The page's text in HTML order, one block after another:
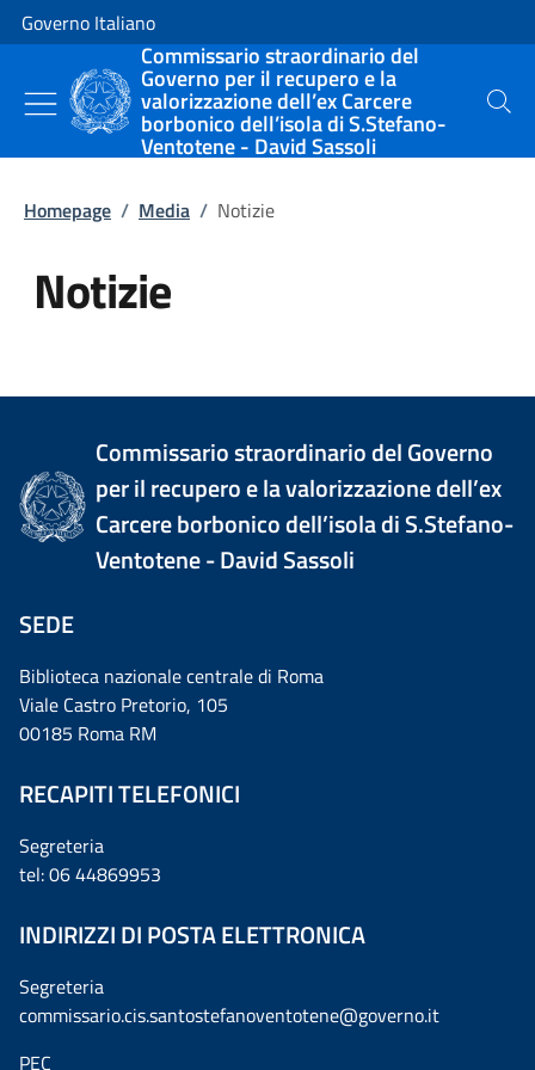
Vai al contenuto
Vai alla navigazione del sito
Governo Italiano
Commissario straordinario del
Governo per il recupero e la
valorizzazione dell’ex Carcere
borbonico dell’isola di S.Stefano-
Ventotene - David Sassoli
Cerca
Homepage / Media / Notizie
Notizie
Tutti i contenuti della pagina
Commissario straordinario del Governo
per il recupero e la valorizzazione dell’ex
Carcere borbonico dell’isola di S.Stefano-
Ventotene - David Sassoli
SEDE
Biblioteca nazionale centrale di Roma
Viale Castro Pretorio, 105
00185 Roma RM
RECAPITI TELEFONICI
Segreteria
tel: 06 44869953
INDIRIZZI DI POSTA ELETTRONICA
Segreteria
commissario.cis.santostefanoventotene@governo.it
PEC